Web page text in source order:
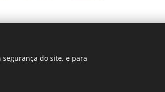
do site, e para